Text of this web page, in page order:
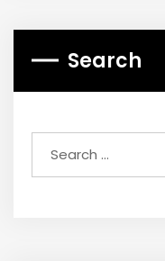
Search